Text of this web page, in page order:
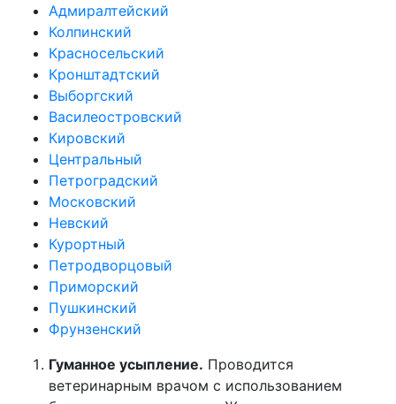
Адмиралтейский
Колпинский
Красносельский
Кронштадтский
Выборгский
Василеостровский
Кировский
Центральный
Петроградский
Московский
Невский
Курортный
Петродворцовый
Приморский
Пушкинский
Фрунзенский
Гуманное усыпление. Проводится
ветеринарным врачом с использованием